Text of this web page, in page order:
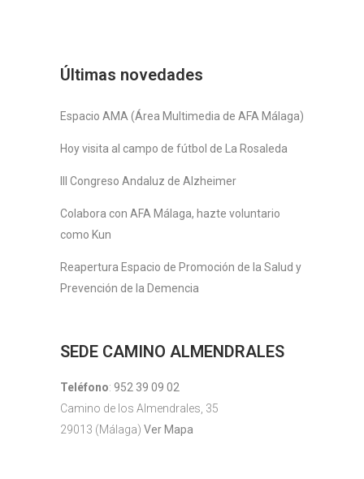
Últimas novedades
Espacio AMA (Área Multimedia de AFA Málaga)
Hoy visita al campo de fútbol de La Rosaleda
III Congreso Andaluz de Alzheimer
Colabora con AFA Málaga, hazte voluntario
como Kun
Reapertura Espacio de Promoción de la Salud y
Prevención de la Demencia
SEDE CAMINO ALMENDRALES
Teléfono: 952 39 09 02
Camino de los Almendrales, 35
29013 (Málaga) Ver Mapa